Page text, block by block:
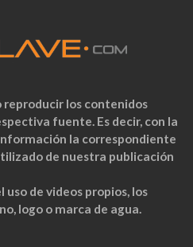
los contenidos
fuente. Es decir, con la
la correspondiente
de nuestra publicación
de videos propios, los
logo o marca de agua.